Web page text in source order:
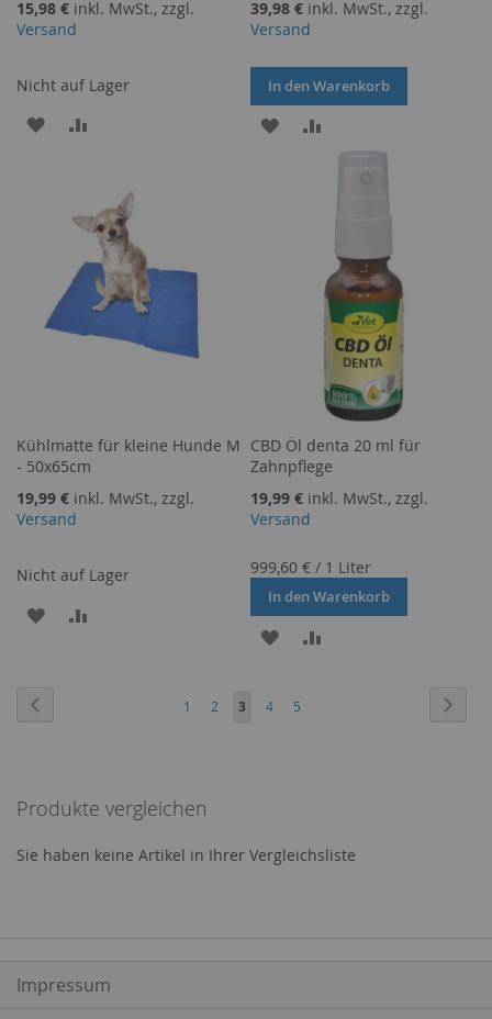
15,98 € inkl. MwSt., zzgl.
Versand
Nicht auf Lager
ZUR
HINZUFÜGENHINZUFÜGEN
39,98 € inkl. MwSt., zzgl.
Versand
In den Warenkorb
ZUR
Kühlmatte für kleine Hunde M
- 50x65cm
19,99 € inkl. MwSt., zzgl.
Versand
Nicht auf Lager
ZUR
CBD Öl denta 20 ml für
Zahnpflege
19,99 € inkl. MwSt., zzgl.
Versand
999,60 € / 1 Liter
In den Warenkorb
ZUR
HINZUFÜGEN
Seite
Seite
1 Seite
2
Sie
3 Seite
4 Seite
5
Produkte vergleichen
Sie haben keine Artikel in Ihrer Vergleichsliste
Impressum